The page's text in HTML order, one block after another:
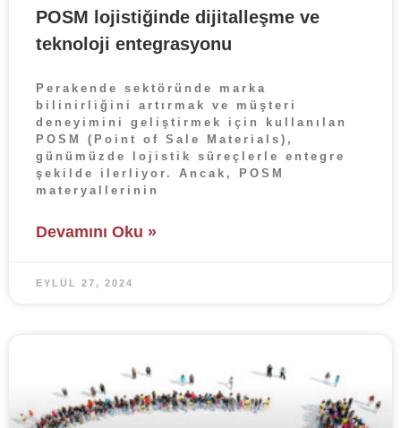
POSM lojistiğinde dijitalleşme ve
teknoloji entegrasyonu
Perakende sektöründe marka
bilinirliğini artırmak ve müşteri
deneyimini geliştirmek için kullanılan
POSM (Point of Sale Materials),
günümüzde lojistik süreçlerle entegre
şekilde ilerliyor. Ancak, POSM
materyallerinin
Devamını Oku »
EYLÜL 27, 2024